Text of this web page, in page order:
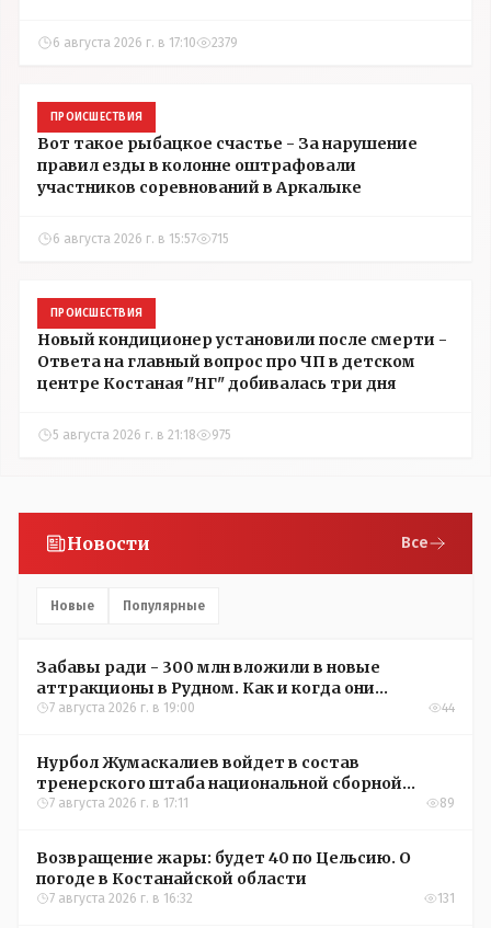
6 августа 2026 г. в 17:10 2379
ПРОИСШЕСТВИЯ
Вот такое рыбацкое счастье - За нарушение
правил езды в колонне оштрафовали
участников соревнований в Аркалыке
6 августа 2026 г. в 15:57 715
ПРОИСШЕСТВИЯ
Новый кондиционер установили после смерти -
Ответа на главный вопрос про ЧП в детском
центре Костаная "НГ" добивалась три дня
5 августа 2026 г. в 21:18 975
Новости Все
Новые Популярные
Забавы ради - 300 млн вложили в новые
аттракционы в Рудном. Как и когда они
окупятся?
7 августа 2026 г. в 19:00 44
Нурбол Жумаскалиев войдет в состав
тренерского штаба национальной сборной
Казахстана по футболу
7 августа 2026 г. в 17:11 89
Возвращение жары: будет 40 по Цельсию. О
погоде в Костанайской области
7 августа 2026 г. в 16:32 131